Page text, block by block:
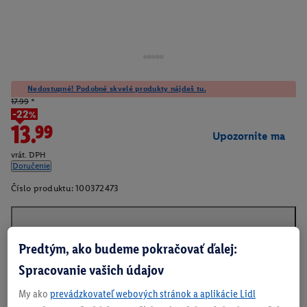
Nedostupné! Podobné skvelé produkty nájdeš tu.
17.99 *
-22%
13.99
vrát. DPH
Doručenie
Upozornite ma
Číslo produktu: 100372473
Predtým, ako budeme pokračovať ďalej:
Spracovanie vašich údajov
My ako prevádzkovateľ webových stránok a aplikácie Lidl